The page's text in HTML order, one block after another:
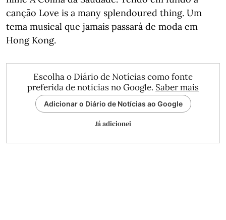
canção Love is a many splendoured thing. Um
tema musical que jamais passará de moda em
Hong Kong.
Escolha o Diário de Notícias como fonte
preferida de notícias no Google. Saber mais
Adicionar o Diário de Notícias ao Google
Já adicionei